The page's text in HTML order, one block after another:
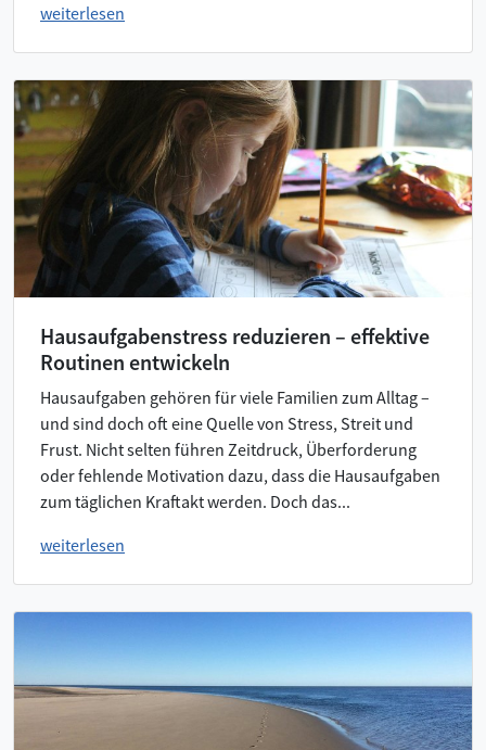
weiterlesen
Hausaufgabenstress reduzieren – effektive
Routinen entwickeln
Hausaufgaben gehören für viele Familien zum Alltag –
und sind doch oft eine Quelle von Stress, Streit und
Frust. Nicht selten führen Zeitdruck, Überforderung
oder fehlende Motivation dazu, dass die Hausaufgaben
zum täglichen Kraftakt werden. Doch das...
weiterlesen